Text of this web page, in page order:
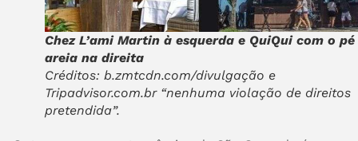
Chez L’ami Martin à esquerda e QuiQui com o
areia na direita
Créditos: b.zmtcdn.com/divulgação e
Tripadvisor.com.br “nenhuma violação de direitos
pretendida”.